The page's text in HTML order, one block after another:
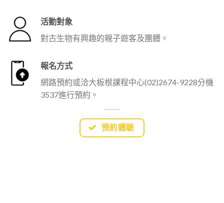
活動對象
對古生物有興趣的親子遊客及團體。
報名方式
網路預約或洽大板根課程中心(02)2674-9228分機
3537進行預約。
預約體驗